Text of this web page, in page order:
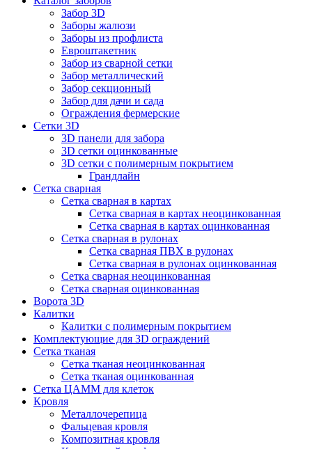
Забор 3D
Заборы жалюзи
Заборы из профлиста
Евроштакетник
Забор из сварной сетки
Забор металлический
Забор секционный
Забор для дачи и сада
Ограждения фермерские
Сетки 3D
3D панели для забора
3D сетки оцинкованные
3D сетки с полимерным покрытием
Грандлайн
Сетка сварная
Сетка сварная в картах
Сетка сварная в картах неоцинкованная
Сетка сварная в картах оцинкованная
Сетка сварная в рулонах
Cетка сварная ПВХ в рулонах
Сетка сварная в рулонах оцинкованная
Сетка сварная неоцинкованная
Сетка сварная оцинкованная
Ворота 3D
Калитки
Калитки с полимерным покрытием
Комплектующие для 3D ограждений
Сетка тканая
Сетка тканая неоцинкованная
Сетка тканая оцинкованная
Сетка ЦАММ для клеток
Кровля
Металлочерепица
Фальцевая кровля
Композитная кровля